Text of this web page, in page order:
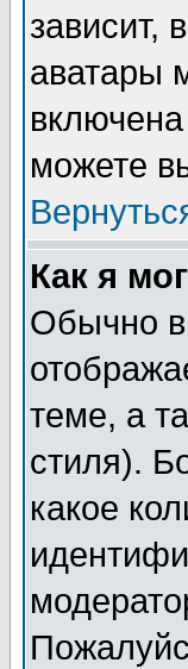
зависит,
аватары
можете
Как я
Обычно
теме, а
стиля).
какое